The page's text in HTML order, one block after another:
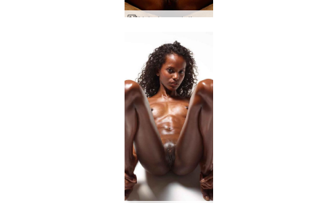
Valerie modelio aistra